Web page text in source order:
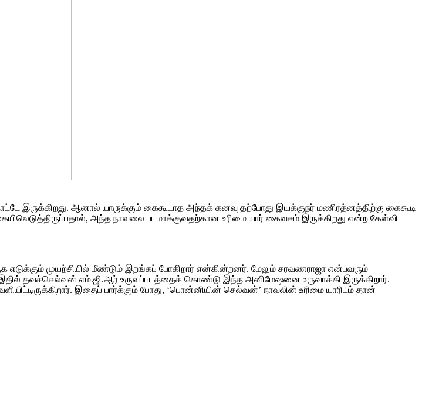
இருக்கிறது. ஆனால் யாருக்கும் கைகூடாத அந்தக் கனவு தற்போது இயக்குநர் மணிரத்னத்திற்கு கைகூடி
அந்த நாவலை படமாக்குவதற்கான உரிமை யார் கைவசம் இருக்கிறது என்ற கேள்வி
முயற்சியில் மீண்டும் இறங்கப் போகிறார் என்கின்றனர். மேலும் சரவணராஜா என்பவரும்
தவச்செல்வன் எம்.ஜி.ஆர் உருவப்படத்தைக் கொண்டு இந்த அனிமேஷனை உருவாக்கி இருக்கிறார்.
இதைப் பார்க்கும் போது, ‘பொன்னியின் செல்வன்’ நாவலின் உரிமை யாரிடம் தான்